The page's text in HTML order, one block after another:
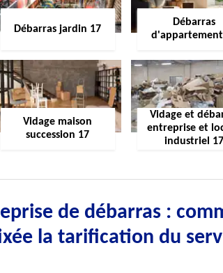
Débarras jardin 17
Débarras
Vidage maison
succession 17
Vidage et
entreprise et
industriel 17
de débarras :
la tarification du